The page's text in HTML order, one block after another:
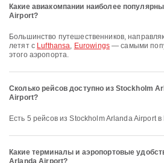
Какие авиакомпании наиболее
Airport?
Большинство путешественников, направляющихся в Hamburg Airport,
летят с Lufthansa, Eurowings— самыми
этого аэропорта.
Сколько рейсов доступно из Stockholm
Airport?
Есть 5 рейсов из Stockholm Arlanda Airport
Какие терминалы и аэропортовые
Arlanda Airport?